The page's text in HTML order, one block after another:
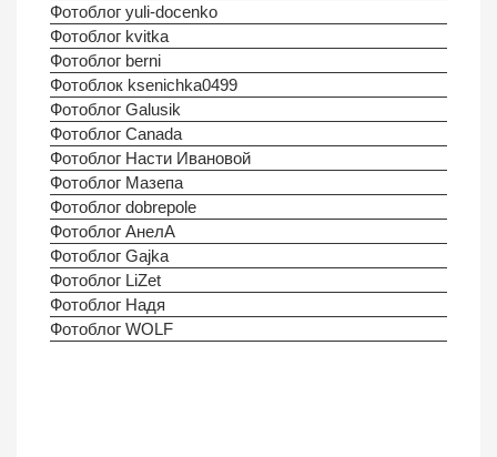
Фотоблог yuli-docenko
Фотоблог kvitka
Фотоблог berni
Фотоблок ksenichka0499
Фотоблог Galusik
Фотоблог Canada
Фотоблог Насти Ивановой
Фотоблог Мазепа
Фотоблог dobrepole
Фотоблог АнелА
Фотоблог Gajka
Фотоблог LiZet
Фотоблог Надя
Фотоблог WOLF